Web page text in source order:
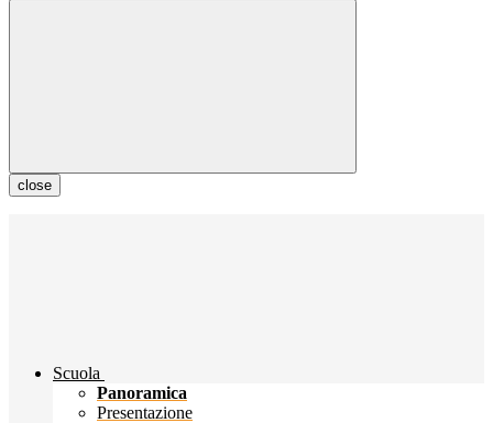
close
Scuola
Panoramica
Presentazione